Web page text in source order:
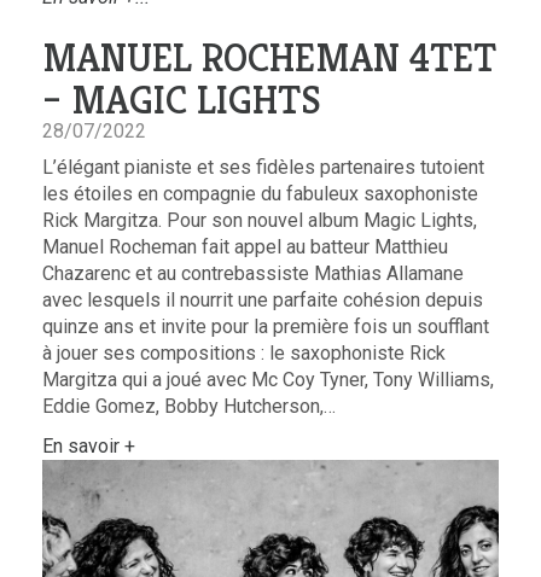
MANUEL ROCHEMAN 4TET
– MAGIC LIGHTS
28/07/2022
L’élégant pianiste et ses fidèles partenaires tutoient
les étoiles en compagnie du fabuleux saxophoniste
Rick Margitza. Pour son nouvel album Magic Lights,
Manuel Rocheman fait appel au batteur Matthieu
Chazarenc et au contrebassiste Mathias Allamane
avec lesquels il nourrit une parfaite cohésion depuis
quinze ans et invite pour la première fois un soufflant
à jouer ses compositions : le saxophoniste Rick
Margitza qui a joué avec Mc Coy Tyner, Tony Williams,
Eddie Gomez, Bobby Hutcherson,…
En savoir +